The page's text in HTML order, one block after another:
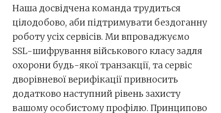
Наша досвідчена команда трудиться
цілодобово, аби підтримувати бездоганну
роботу усіх сервісів. Ми впроваджуємо
SSL-шифрування військового класу задля
охорони будь-якої транзакції, та сервіс
дворівневої верифікації привносить
додатково наступний рівень захисту
вашому особистому профілю. Принципово